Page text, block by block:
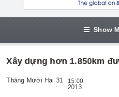
Show
Xây dựng hơn 1.850km
Tháng Mười Hai 31 15:00
2013